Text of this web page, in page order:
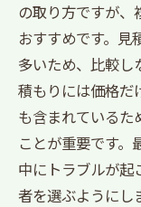
の取り方ですが
おすすめです。見
多いため、比較し
積もりには価格だ
も含まれているた
ことが重要です
中にトラブルが起
者を選ぶようにし